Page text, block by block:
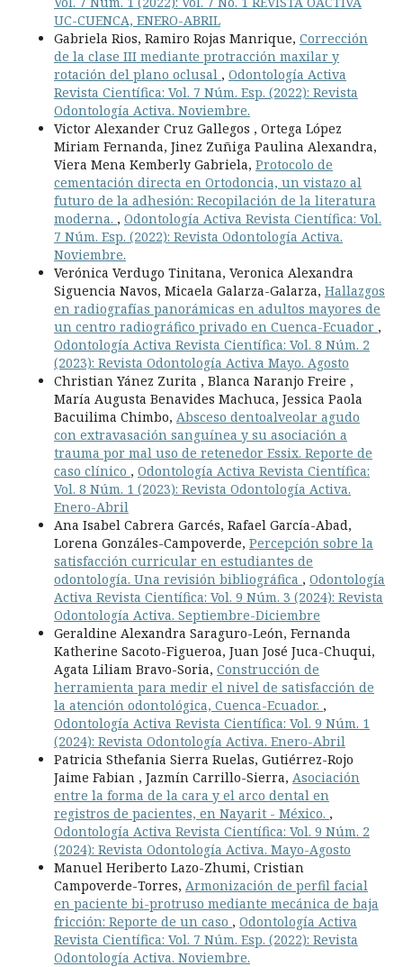
UC-CUENCA, ENERO-ABRIL
Gabriela Rios, Ramiro Rojas Manrique, Corrección
de la clase III mediante protracción maxilar y
rotación del plano oclusal , Odontología Activa
Revista Científica: Vol. 7 Núm. Esp. (2022): Revista
Odontología Activa. Noviembre.
Victor Alexander Cruz Gallegos , Ortega López
Miriam Fernanda, Jinez Zuñiga Paulina Alexandra,
Viera Mena Kemberly Gabriela, Protocolo de
cementación directa en Ortodoncia, un vistazo al
futuro de la adhesión: Recopilación de la literatura
moderna. , Odontología Activa Revista Científica: Vol.
7 Núm. Esp. (2022): Revista Odontología Activa.
Noviembre.
Verónica Verdugo Tinitana, Veronica Alexandra
Siguencia Navos, Micaela Galarza-Galarza, Hallazgos
en radiografías panorámicas en adultos mayores de
un centro radiográfico privado en Cuenca-Ecuador ,
Odontología Activa Revista Científica: Vol. 8 Núm. 2
(2023): Revista Odontología Activa Mayo. Agosto
Christian Yánez Zurita , Blanca Naranjo Freire ,
María Augusta Benavides Machuca, Jessica Paola
Bacuilima Chimbo, Absceso dentoalveolar agudo
con extravasación sanguínea y su asociación a
trauma por mal uso de retenedor Essix. Reporte de
caso clínico , Odontología Activa Revista Científica:
Vol. 8 Núm. 1 (2023): Revista Odontología Activa.
Enero-Abril
Ana Isabel Cabrera Garcés, Rafael García-Abad,
Lorena Gonzáles-Campoverde, Percepción sobre la
satisfacción curricular en estudiantes de
odontología. Una revisión bibliográfica , Odontología
Activa Revista Científica: Vol. 9 Núm. 3 (2024): Revista
Odontología Activa. Septiembre-Diciembre
Geraldine Alexandra Saraguro-León, Fernanda
Katherine Sacoto-Figueroa, Juan José Juca-Chuqui,
Agata Liliam Bravo-Soria, Construcción de
herramienta para medir el nivel de satisfacción de
la atención odontológica, Cuenca-Ecuador. ,
Odontología Activa Revista Científica: Vol. 9 Núm. 1
(2024): Revista Odontología Activa. Enero-Abril
Patricia Sthefania Sierra Ruelas, Gutiérrez-Rojo
Jaime Fabian , Jazmín Carrillo-Sierra, Asociación
entre la forma de la cara y el arco dental en
registros de pacientes, en Nayarit - México. ,
Odontología Activa Revista Científica: Vol. 9 Núm. 2
(2024): Revista Odontología Activa. Mayo-Agosto
Manuel Heriberto Lazo-Zhumi, Cristian
Campoverde-Torres, Armonización de perfil facial
en paciente bi-protruso mediante mecánica de baja
fricción: Reporte de un caso , Odontología Activa
Revista Científica: Vol. 7 Núm. Esp. (2022): Revista
Odontología Activa. Noviembre.